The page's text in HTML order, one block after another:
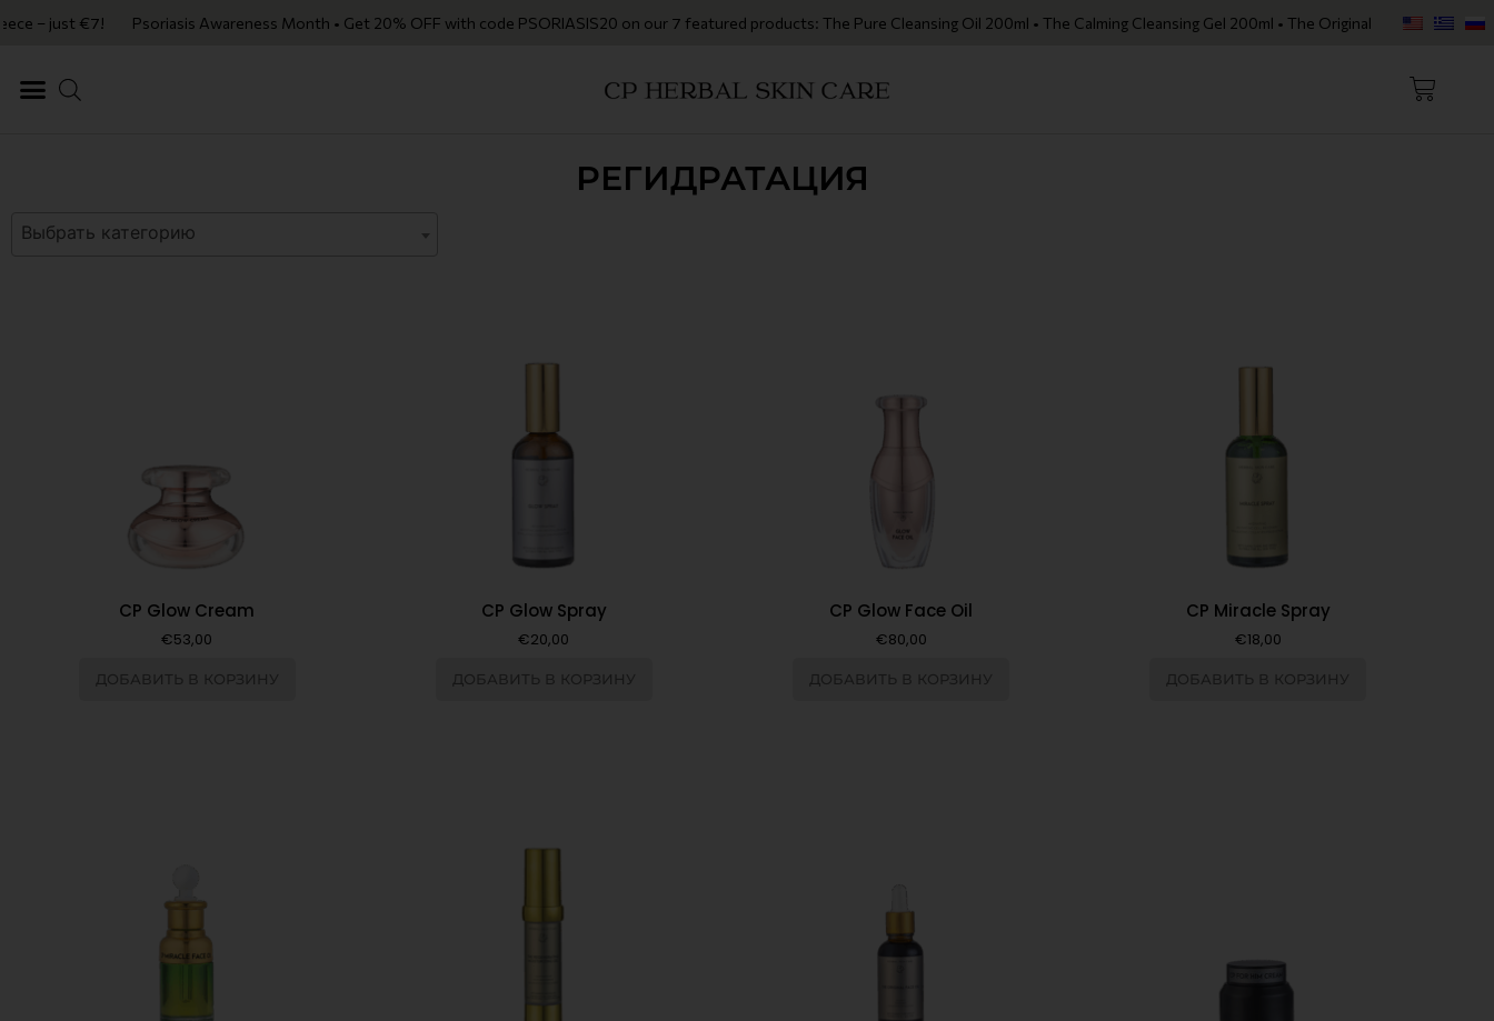
€7! Psoriasis Awareness Month • Get 20% OFF with code PSORIASIS20 on our 7 featured products: The Pure Cleansing Oil 200ml • The Calming Cleansing Gel 200ml • The Original Face Oil • The Skin
РЕГИДРАТАЦИЯ
Выбрать категорию
CP Glow Cream
€53,00
ДОБАВИТЬ В КОРЗИНУ
CP Glow Spray
€20,00
ДОБАВИТЬ В КОРЗИНУ
CP Glow Face Oil
€80,00
ДОБАВИТЬ В КОРЗИНУ
CP Miracle Spray
€18,00
ДОБАВИТЬ В КОРЗИНУ